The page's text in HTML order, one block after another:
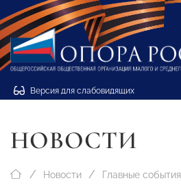
Версия для слабовидящих
НОВОСТИ
Новости Главные события